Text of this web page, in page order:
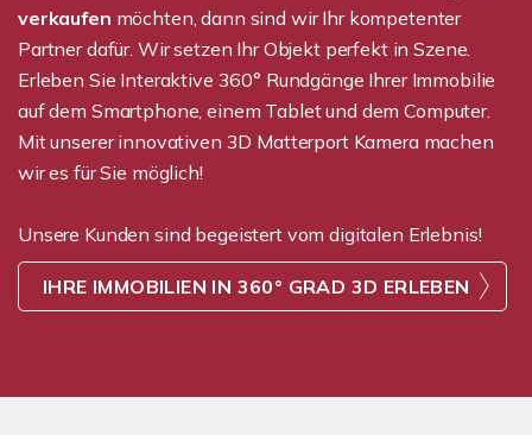
verkaufen möchten, dann sind wir Ihr kompetenter
Partner dafür. Wir setzen Ihr Objekt perfekt in Szene.
Erleben Sie Interaktive 360° Rundgänge Ihrer Immobilie
auf dem Smartphone, einem Tablet und dem Computer.
Mit unserer innovativen 3D Matterport Kamera machen
wir es für Sie möglich!
Unsere Kunden sind begeistert vom digitalen Erlebnis!
IHRE IMMOBILIEN IN 360° GRAD 3D ERLEBEN